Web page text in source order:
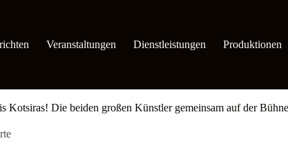
Veranstaltungen Dienstleistungen Produktionen
Kotsiras! Die beiden großen Künstler gemeinsam auf der